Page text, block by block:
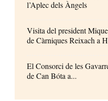
l’Aplec dels Àngels
Visita del president
de Càrniques Reixach a
El Consorci de les
de Can Bóta a...